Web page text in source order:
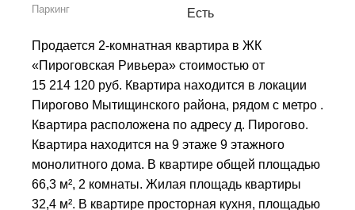
Паркинг Есть
Продается 2-комнатная квартира в ЖК
«Пироговская Ривьера» стоимостью от
15 214 120 руб. Квартира находится в локации
Пирогово Мытищинского района, рядом с метро .
Квартира расположена по адресу д. Пирогово.
Квартира находится на 9 этаже 9 этажного
монолитного дома. В квартире общей площадью
66,3 м², 2 комнаты. Жилая площадь квартиры
32,4 м². В квартире просторная кухня, площадью